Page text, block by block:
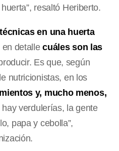
resaltó Heriberto.
en una huerta
en detallecuáles son las
Es que, según
nutricionistas, en los
y, mucho menos,
verdulerías, la gente
papa y cebolla”,